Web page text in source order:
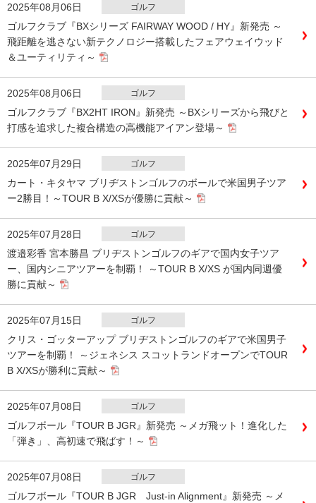
2025年08月06日 ゴルフ
ゴルフクラブ『BXシリーズ FAIRWAY WOOD / HY』新発売 ～
飛距離を逃さない新テクノロジー搭載したフェアウェイウッド
＆ユーティリティ～
2025年08月06日 ゴルフ
ゴルフクラブ『BX2HT IRON』新発売 ～BXシリーズから飛びと
打感を追求した複合構造の高機能アイアン登場～
2025年07月29日 ゴルフ
カート・キタヤマ ブリヂストンゴルフのボールで米国男子ツア
ー2勝目！～TOUR B X/XSが優勝に貢献～
2025年07月28日 ゴルフ
渡邉彩香 宮本勝昌 ブリヂストンゴルフのギアで国内女子ツア
ー、国内シニアツアーを制覇！ ～TOUR B X/XS が国内同週優
勝に貢献～
2025年07月15日 ゴルフ
クリス・ゴッターアップ ブリヂストンゴルフのギアで米国男子
ツアーを制覇！ ～ジェネシス スコットランドオープンでTOUR
B X/XSが勝利に貢献～
2025年07月08日 ゴルフ
ゴルフボール『TOUR B JGR』新発売 ～メガ飛ット！進化した
「弾き」、高初速で飛ばす！～
2025年07月08日 ゴルフ
ゴルフボール『TOUR B JGR Just-in Alignment』新発売 ～メ